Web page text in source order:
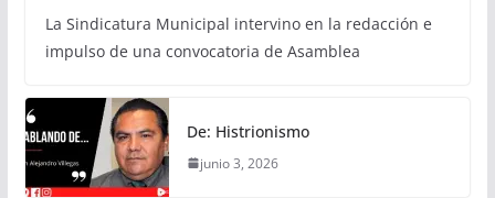
La Sindicatura Municipal intervino en la redacción e
impulso de una convocatoria de Asamblea
De: Histrionismo
junio 3, 2026